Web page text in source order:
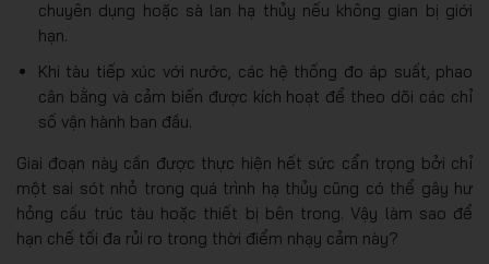
chuyên dụng hoặc sà lan hạ thủy nếu không gian bị giới
hạn.
Khi tàu tiếp xúc với nước, các hệ thống đo áp suất, phao
cân bằng và cảm biến được kích hoạt để theo dõi các chỉ
số vận hành ban đầu.
Giai đoạn này cần được thực hiện hết sức cẩn trọng bởi chỉ
một sai sót nhỏ trong quá trình hạ thủy cũng có thể gây hư
hỏng cấu trúc tàu hoặc thiết bị bên trong. Vậy làm sao để
hạn chế tối đa rủi ro trong thời điểm nhạy cảm này?